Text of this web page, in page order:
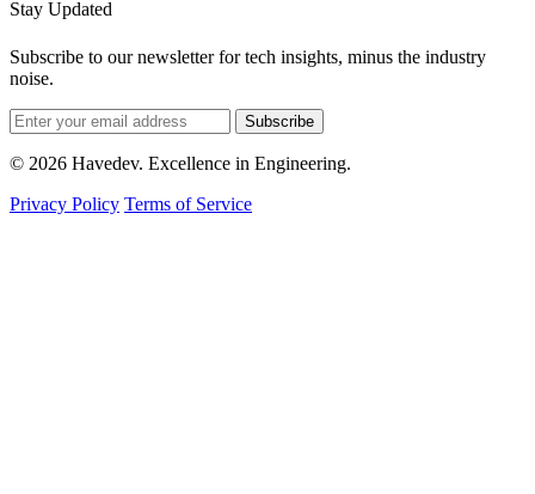
Stay Updated
Subscribe to our newsletter for tech insights, minus the industry
noise.
Subscribe
© 2026 Havedev. Excellence in Engineering.
Privacy Policy Terms of Service